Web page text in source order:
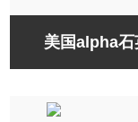
美国alpha